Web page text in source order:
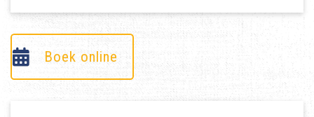
Boek online